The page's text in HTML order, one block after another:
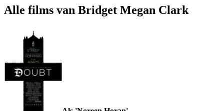
Alle films van Bridget Megan Clark